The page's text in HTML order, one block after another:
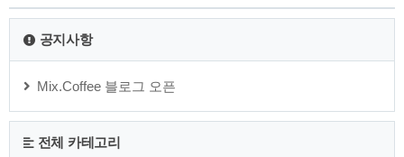
공지사항
Mix.Coffee 블로그 오픈
전체 카테고리